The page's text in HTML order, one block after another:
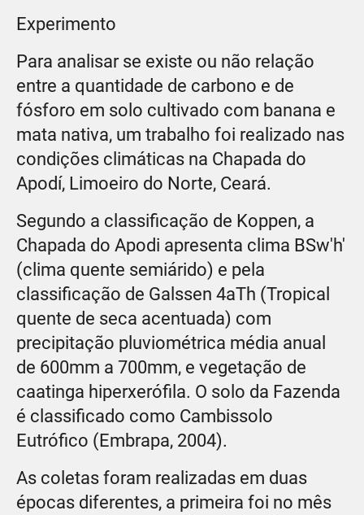
Experimento
Para analisar se existe ou não relação
entre a quantidade de carbono e de
fósforo em solo cultivado com banana e
mata nativa, um trabalho foi realizado nas
condições climáticas na Chapada do
Apodí, Limoeiro do Norte, Ceará.
Segundo a classificação de Koppen, a
Chapada do Apodi apresenta clima BSw'h'
(clima quente semiárido) e pela
classificação de Galssen 4aTh (Tropical
quente de seca acentuada) com
precipitação pluviométrica média anual
de 600mm a 700mm, e vegetação de
caatinga hiperxerófila. O solo da Fazenda
é classificado como Cambissolo
Eutrófico (Embrapa, 2004).
As coletas foram realizadas em duas
épocas diferentes, a primeira foi no mês